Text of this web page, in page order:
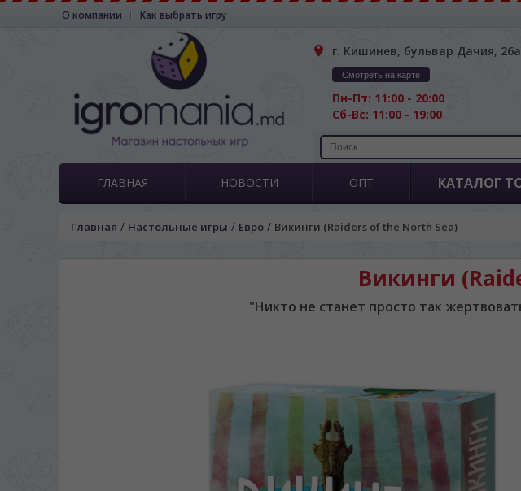
О компании Как выбрать игру
г. Кишинев, бульвар Дачия, 26а
Смотреть на карте
Пн-Пт: 11:00 - 20:00
Сб-Вс: 11:00 - 19:00
ГЛАВНАЯ НОВОСТИ ОПТ КАТАЛОГ
Главная / Настольные игры / Евро / Викинги (Raiders of the North Sea)
Викинги
"Никто не станет просто так
ЯЗЫК САЙТА / LIMBA SITE-ULUI
На каком языке Вы хотите просматривать наш сайт?